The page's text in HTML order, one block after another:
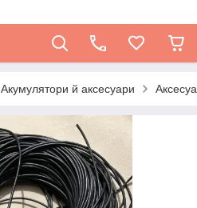
Акумулятори й аксесуари